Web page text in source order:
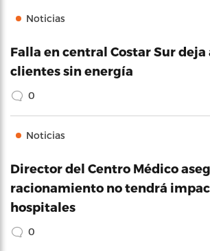
Noticias
Falla en central Costar Sur deja
clientes sin energía
0
Noticias
Director del Centro Médico
racionamiento no tendrá
hospitales
0